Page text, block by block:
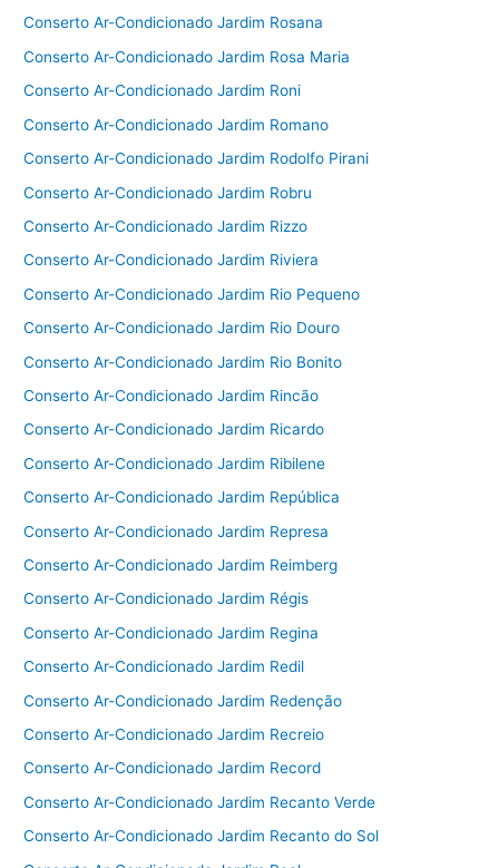
Conserto Ar-Condicionado Jardim Rosana
Conserto Ar-Condicionado Jardim Rosa Maria
Conserto Ar-Condicionado Jardim Roni
Conserto Ar-Condicionado Jardim Romano
Conserto Ar-Condicionado Jardim Rodolfo Pirani
Conserto Ar-Condicionado Jardim Robru
Conserto Ar-Condicionado Jardim Rizzo
Conserto Ar-Condicionado Jardim Riviera
Conserto Ar-Condicionado Jardim Rio Pequeno
Conserto Ar-Condicionado Jardim Rio Douro
Conserto Ar-Condicionado Jardim Rio Bonito
Conserto Ar-Condicionado Jardim Rincão
Conserto Ar-Condicionado Jardim Ricardo
Conserto Ar-Condicionado Jardim Ribilene
Conserto Ar-Condicionado Jardim República
Conserto Ar-Condicionado Jardim Represa
Conserto Ar-Condicionado Jardim Reimberg
Conserto Ar-Condicionado Jardim Régis
Conserto Ar-Condicionado Jardim Regina
Conserto Ar-Condicionado Jardim Redil
Conserto Ar-Condicionado Jardim Redenção
Conserto Ar-Condicionado Jardim Recreio
Conserto Ar-Condicionado Jardim Record
Conserto Ar-Condicionado Jardim Recanto Verde
Conserto Ar-Condicionado Jardim Recanto do Sol